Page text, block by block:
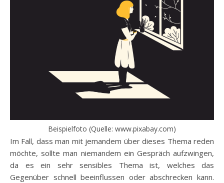
Beispielfoto (Quelle: www.pixabay.com)
Im Fall, dass man mit jemandem über dieses Thema reden
möchte, sollte man niemandem ein Gespräch aufzwingen,
da es ein sehr sensibles Thema ist, welches das
Gegenüber schnell beeinflussen oder abschrecken kann.